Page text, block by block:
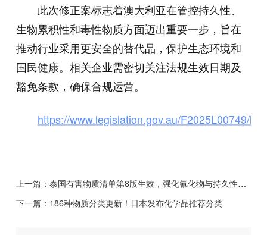
此次修正案标志着澳大利亚在管控持久性、
生物累积性和毒性物质方面迈出重要一步，旨在
推动行业采用更安全的替代品，保护生态环境和
国民健康。相关企业需密切关注法规生效日期及
豁免条款，确保合规运营。
https://www.legislation.gov.au/F2025L00749/
上一篇： 泰国有害物质清单第8版生效，强化氰化物与持久性污染物监管
下一篇： 186种物质分类更新！日本发布化学品推荐分类